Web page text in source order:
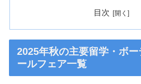
目次
2025年秋の主要留学・ボ
ールフェア一覧